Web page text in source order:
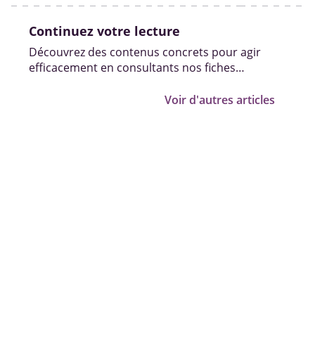
Continuez votre lecture
Découvrez des contenus concrets pour agir
efficacement en consultants nos fiches
Voir d'autres articles